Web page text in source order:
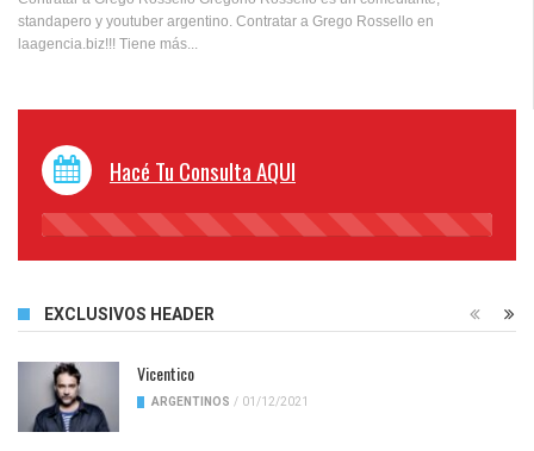
standapero y youtuber argentino. Contratar a Grego Rossello en
laagencia.biz!!! Tiene más...
Hacé Tu Consulta AQUI
45%
EXCLUSIVOS HEADER
Vicentico
ARGENTINOS / 01/12/2021